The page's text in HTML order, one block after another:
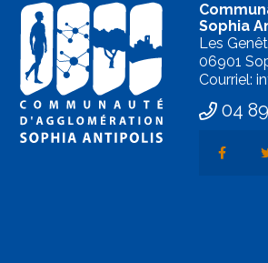
Sophia
Les
06901
Courriel:
04